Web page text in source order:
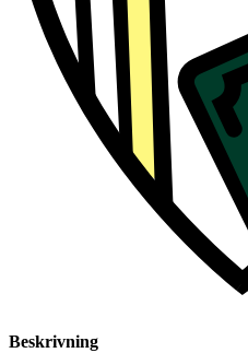
Beskrivning